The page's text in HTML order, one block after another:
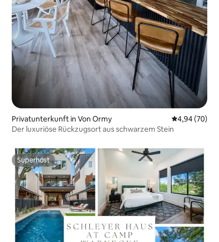
Privatunterkunft in Von Ormy
4,94 (70)
Der luxuriöse Rückzugsort aus schwarzem Stein
Superhost
Superhost